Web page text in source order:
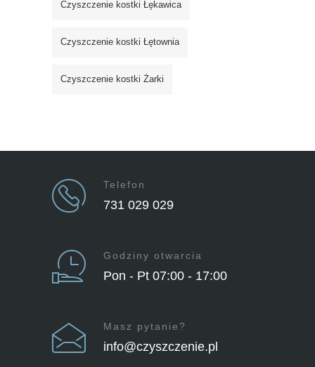
Czyszczenie kostki Łękawica
Czyszczenie kostki Łętownia
Czyszczenie kostki Żarki
Telefon
731 029 029
Godziny otwarcia
Pon - Pt 07:00 - 17:00
Masz pytanie?
info@czyszczenie.pl